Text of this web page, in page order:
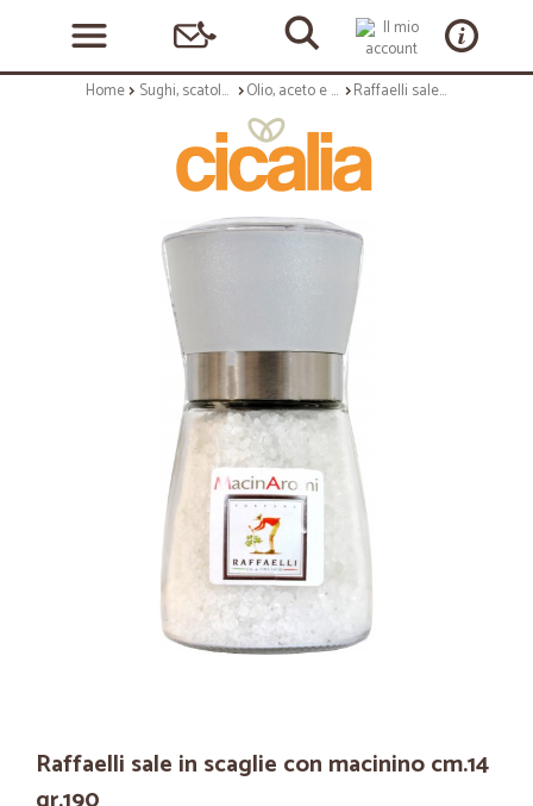
Home Sughi, scatolame e condimenti Olio, aceto e sale Raffaelli sale in scaglie con macinino cm.14 gr.190
Raffaelli sale in scaglie con macinino cm.14